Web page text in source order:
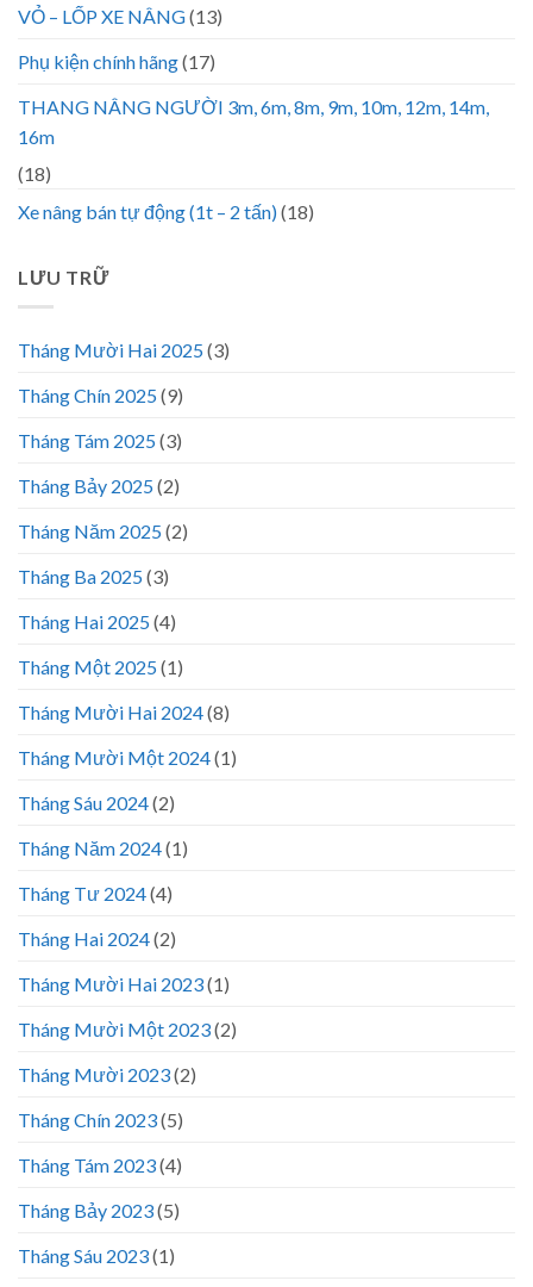
VỎ – LỐP XE NÂNG(13)
Phụ kiện chính hãng(17)
THANG NÂNG NGƯỜI 3m, 6m, 8m, 9m, 10m, 12m, 14m,
16m
(18)
Xe nâng bán tự động (1t – 2 tấn)(18)
LƯU TRỮ
Tháng Mười Hai 2025(3)
Tháng Chín 2025(9)
Tháng Tám 2025(3)
Tháng Bảy 2025(2)
Tháng Năm 2025(2)
Tháng Ba 2025(3)
Tháng Hai 2025(4)
Tháng Một 2025(1)
Tháng Mười Hai 2024(8)
Tháng Mười Một 2024(1)
Tháng Sáu 2024(2)
Tháng Năm 2024(1)
Tháng Tư 2024(4)
Tháng Hai 2024(2)
Tháng Mười Hai 2023(1)
Tháng Mười Một 2023(2)
Tháng Mười 2023(2)
Tháng Chín 2023(5)
Tháng Tám 2023(4)
Tháng Bảy 2023(5)
Tháng Sáu 2023(1)